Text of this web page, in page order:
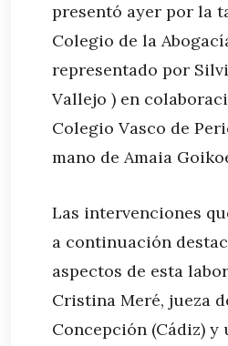
presentó ayer por la
Colegio de la
representado por
Vallejo ) en
Colegio Vasco de
mano de Amaia
Las intervenciones
a continuación
aspectos de esta
Cristina Meré, jueza
Concepción (Cádiz) y